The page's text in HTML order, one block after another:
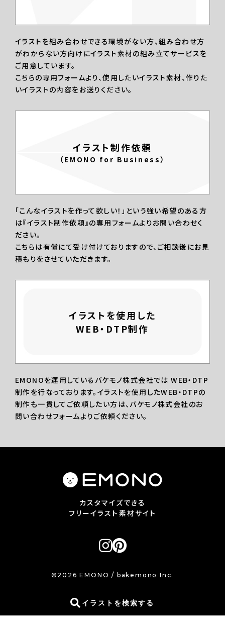
イラストを検索する
イラストを組み合わせできる環境がない方、組み合わせ方
がわからない方向けにイラスト素材の組み立てサービスを
ご用意しています。
こちらの専用フォームより、使用したいイラスト素材、作りた
いイラストの内容をお送りください。
イラスト制作依頼
（EMONO for Business）
「こんなイラストを作って欲しい！」という強い希望のある方
は『イラスト制作依頼』の専用フォームよりお問い合わせく
ださい。
こちらは有償にて受け付けておりますので、ご相談後にお見
積もりをさせていただきます。
イラストを使用した
WEB・DTP制作
EMONOを運用しているバケモノ株式会社では WEB・DTP
制作を行なっております。イラストを使用したWEB・DTPの
制作も一貫してご依頼したい方は、バケモノ株式会社のお
問い合わせフォームよりご依頼ください。
カスタマイズできる
フリーイラスト素材サイト
©2026 EMONO / bakemono Inc.